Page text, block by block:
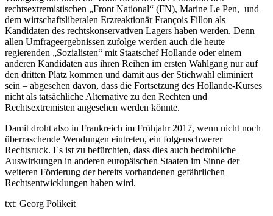
rechtsextremistischen „Front National“ (FN), Marine Le Pen, und
dem wirtschaftsliberalen Erzreaktionär François Fillon als
Kandidaten des rechtskonservativen Lagers haben werden. Denn
allen Umfrageergebnissen zufolge werden auch die heute
regierenden „Sozialisten“ mit Staatschef Hollande oder einem
anderen Kandidaten aus ihren Reihen im ersten Wahlgang nur auf
den dritten Platz kommen und damit aus der Stichwahl eliminiert
sein – abgesehen davon, dass die Fortsetzung des Hollande-Kurses
nicht als tatsächliche Alternative zu den Rechten und
Rechtsextremisten angesehen werden könnte.
Damit droht also in Frankreich im Frühjahr 2017, wenn nicht noch
überraschende Wendungen eintreten, ein folgenschwerer
Rechtsruck. Es ist zu befürchten, dass dies auch bedrohliche
Auswirkungen in anderen europäischen Staaten im Sinne der
weiteren Förderung der bereits vorhandenen gefährlichen
Rechtsentwicklungen haben wird.
txt: Georg Polikeit